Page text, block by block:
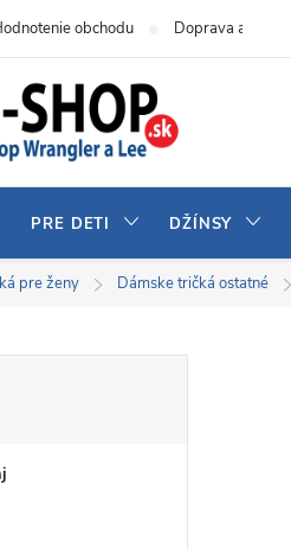
obchodu Doprava a platba
PRE DETI DŽÍNSY
pre ženy Dámske tričká ostatné